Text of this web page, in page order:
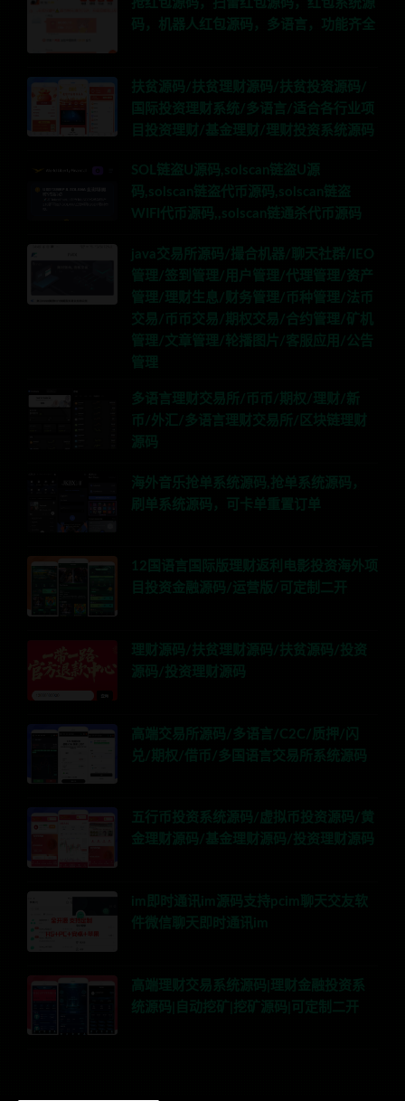
抢红包源码，扫雷红包源码，红包系统源
码，机器人红包源码，多语言，功能齐全
扶贫源码/扶贫理财源码/扶贫投资源码/
国际投资理财系统/多语言/适合各行业项
目投资理财/基金理财/理财投资系统源码
SOL链盗U源码,solscan链盗U源
码,solscan链盗代币源码,solscan链盗
WIFI代币源码,,solscan链通杀代币源码
java交易所源码/撮合机器/聊天社群/IEO
管理/签到管理/用户管理/代理管理/资产
管理/理财生息/财务管理/币种管理/法币
交易/币币交易/期权交易/合约管理/矿机
管理/文章管理/轮播图片/客服应用/公告
管理
多语言理财交易所/币币/期权/理财/新
币/外汇/多语言理财交易所/区块链理财
源码
海外音乐抢单系统源码,抢单系统源码，
刷单系统源码，可卡单重置订单
12国语言国际版理财返利电影投资海外项
目投资金融源码/运营版/可定制二开
理财源码/扶贫理财源码/扶贫源码/投资
源码/投资理财源码
高端交易所源码/多语言/C2C/质押/闪
兑/期权/借币/多国语言交易所系统源码
五行币投资系统源码/虚拟币投资源码/黄
金理财源码/基金理财源码/投资理财源码
im即时通讯im源码支持pcim聊天交友软
件微信聊天即时通讯im
高端理财交易系统源码|理财金融投资系
统源码|自动挖矿|挖矿源码|可定制二开